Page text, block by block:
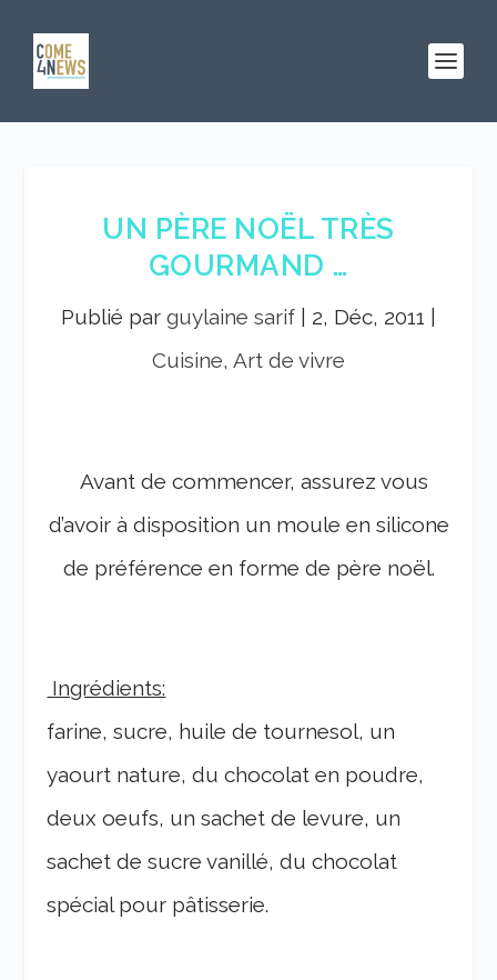
UN PÈRE NOËL TRÈS
GOURMAND …
Publié par guylaine sarif 2, Déc, 2011
Cuisine, Art de vivre
Avant de commencer, assurez vous
d’avoir à disposition un moule en silicone
de préférence en forme de père noël.
Ingrédients:
farine, sucre, huile de tournesol, un
yaourt nature, du chocolat en poudre,
deux oeufs, un sachet de levure, un
sachet de sucre vanillé, du chocolat
spécial pour pâtisserie.